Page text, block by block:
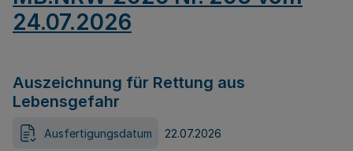
24.07.2026
Auszeichnung für Rettung aus
Lebensgefahr
Ausfertigungsdatum 22.07.2026